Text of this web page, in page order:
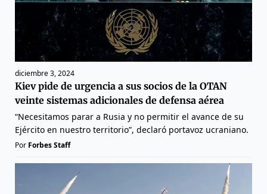
diciembre 3, 2024
Kiev pide de urgencia a sus socios de la OTAN
veinte sistemas adicionales de defensa aérea
“Necesitamos parar a Rusia y no permitir el avance de su
Ejército en nuestro territorio”, declaró portavoz ucraniano.
Por Forbes Staff